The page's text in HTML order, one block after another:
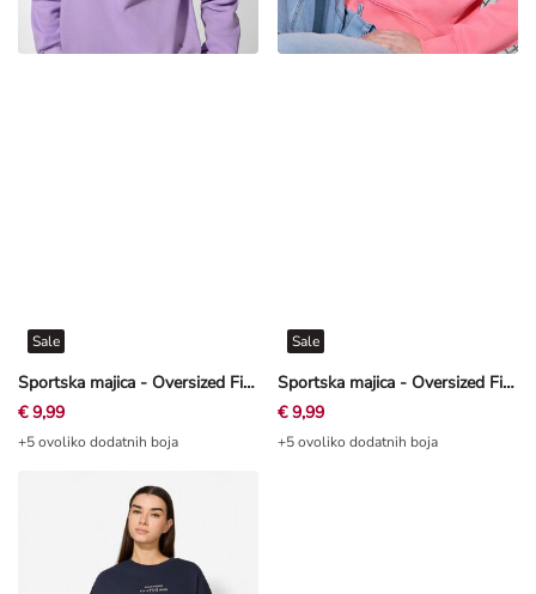
Sportska majica - Oversized Fit - Ružičasta
Sale
€ 9,99
+5 ovoliko dodatnih boja
Sportska majica - Oversized Fit - Pink
Sale
€ 9,99
+5 ovoliko dodatnih boja